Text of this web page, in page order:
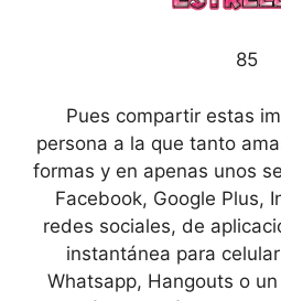
85
Pues compartir estas
persona a la que tanto
formas y en apenas unos
Facebook, Google Plus,
redes sociales, de
instantánea para
Whatsapp, Hangouts o